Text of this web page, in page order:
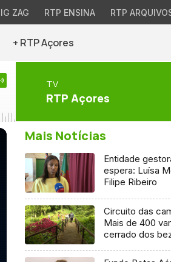
ZAG RTP ENSINA RTP
+ RTP Açores
TV
RTP Açores
Mais Notícias
Entidade
espera: Luísa
Filipe Ribeiro
Circuito das
Mais de 400
cerrado dos